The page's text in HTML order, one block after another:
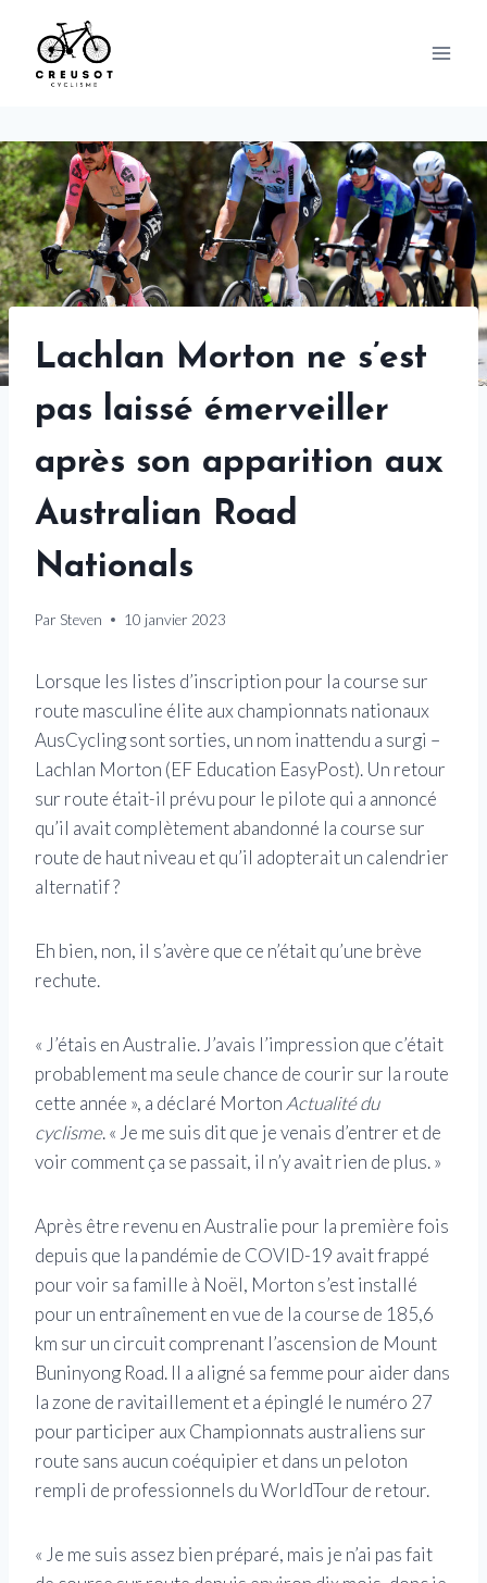
content
Lachlan Morton ne s’est
pas laissé émerveiller
après son apparition aux
Australian Road
Nationals
Par Steven 10 janvier 2023
Lorsque les listes d’inscription pour la course sur
route masculine élite aux championnats nationaux
AusCycling sont sorties, un nom inattendu a surgi –
Lachlan Morton (EF Education EasyPost). Un retour
sur route était-il prévu pour le pilote qui a annoncé
qu’il avait complètement abandonné la course sur
route de haut niveau et qu’il adopterait un calendrier
alternatif ?
Eh bien, non, il s’avère que ce n’était qu’une brève
rechute.
« J’étais en Australie. J’avais l’impression que c’était
probablement ma seule chance de courir sur la route
cette année », a déclaré Morton Actualité du
cyclisme. « Je me suis dit que je venais d’entrer et de
voir comment ça se passait, il n’y avait rien de plus. »
Après être revenu en Australie pour la première fois
depuis que la pandémie de COVID-19 avait frappé
pour voir sa famille à Noël, Morton s’est installé
pour un entraînement en vue de la course de 185,6
km sur un circuit comprenant l’ascension de Mount
Buninyong Road. Il a aligné sa femme pour aider dans
la zone de ravitaillement et a épinglé le numéro 27
pour participer aux Championnats australiens sur
route sans aucun coéquipier et dans un peloton
rempli de professionnels du WorldTour de retour.
« Je me suis assez bien préparé, mais je n’ai pas fait